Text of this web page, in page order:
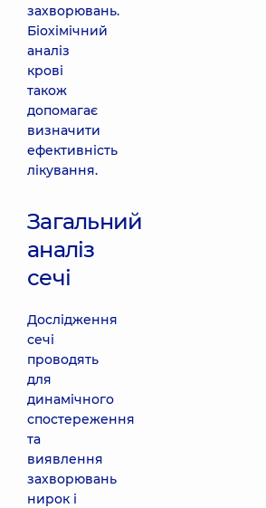
захворювань.
Біохімічний
аналіз
крові
також
допомагає
визначити
ефективність
лікування.
Загальний
аналіз
сечі
Дослідження
сечі
проводять
для
динамічного
спостереження
та
виявлення
захворювань
нирок і